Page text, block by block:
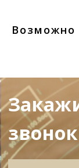
Возможно